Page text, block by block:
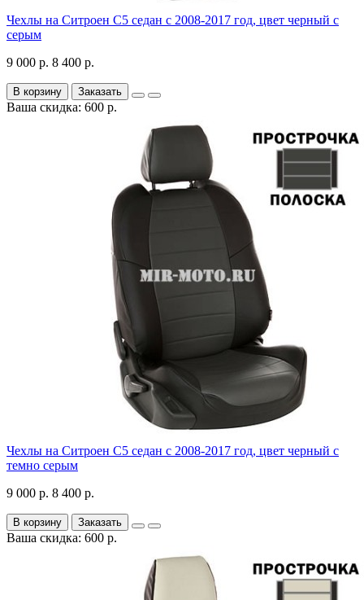
Чехлы на Ситроен С5 седан с 2008-2017 год, цвет черный с
серым
9 000 р. 8 400 р.
В корзину Заказать
Ваша скидка: 600 р.
Чехлы на Ситроен С5 седан с 2008-2017 год, цвет черный с
темно серым
9 000 р. 8 400 р.
В корзину Заказать
Ваша скидка: 600 р.